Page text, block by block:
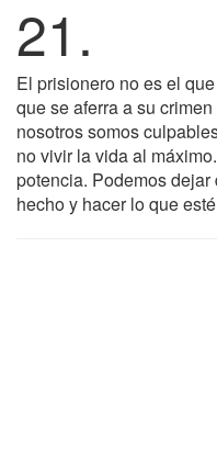
21.
El prisionero no es el
que se aferra a su
nosotros somos
no vivir la vida al
potencia. Podemos
hecho y hacer lo que